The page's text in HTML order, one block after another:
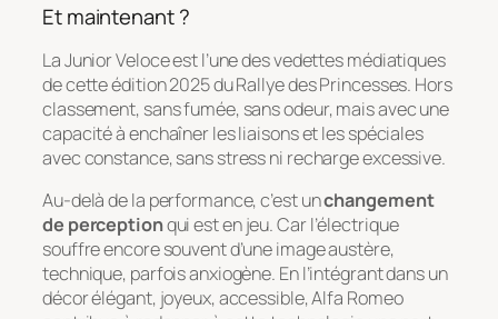
Et maintenant ?
La Junior Veloce est l’une des vedettes médiatiques
de cette édition 2025 du Rallye des Princesses. Hors
classement, sans fumée, sans odeur, mais avec une
capacité à enchaîner les liaisons et les spéciales
avec constance, sans stress ni recharge excessive.
Au-delà de la performance, c’est unchangement
de perceptionqui est en jeu. Car l’électrique
souffre encore souvent d’une image austère,
technique, parfois anxiogène. En l’intégrant dans un
décor élégant, joyeux, accessible, Alfa Romeo